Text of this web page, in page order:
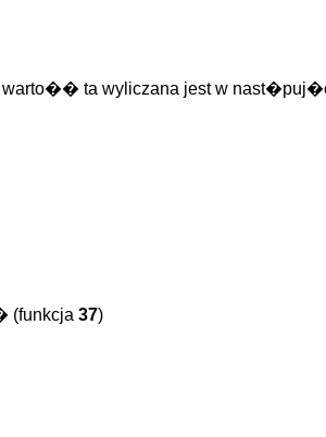
warto�� ta wyliczana jest w
(funkcja 37)